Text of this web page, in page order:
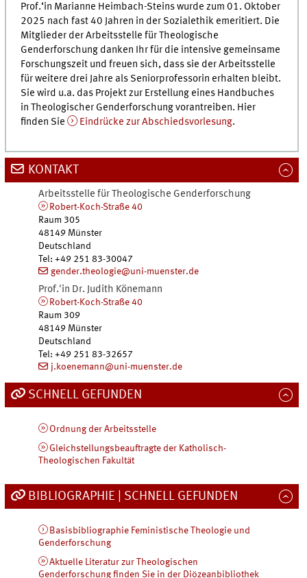
Prof.‘in Marianne Heimbach-Steins wurde zum 01. Oktober
2025 nach fast 40 Jahren in der Sozialethik emeritiert. Die
Mitglieder der Arbeitsstelle für Theologische
Genderforschung danken Ihr für die intensive gemeinsame
Forschungszeit und freuen sich, dass sie der Arbeitsstelle
für weitere drei Jahre als Seniorprofessorin erhalten bleibt.
Sie wird u.a. das Projekt zur Erstellung eines Handbuches
in Theologischer Genderforschung vorantreiben. Hier
finden Sie
Eindrücke zur Abschiedsvorlesung.
KONTAKT
Arbeitsstelle für Theologische Genderforschung
Robert-Koch-Straße 40
Raum 305
48149 Münster
Deutschland
Tel:+49 251 83-30047
gender.theologie@uni-muenster.de
Prof.'in Dr. Judith Könemann
Robert-Koch-Straße 40
Raum 309
48149 Münster
Deutschland
Tel:+49 251 83-32657
j.koenemann@uni-muenster.de
SCHNELL GEFUNDEN
Ordnung der Arbeitsstelle
Gleichstellungsbeauftragte der Katholisch-
Theologischen Fakultät
BIBLIOGRAPHIE | SCHNELL GEFUNDEN
Basisbibliographie Feministische Theologie und
Genderforschung
Aktuelle Literatur zur Theologischen
Genderforschung finden Sie in der Diözeanbibliothek